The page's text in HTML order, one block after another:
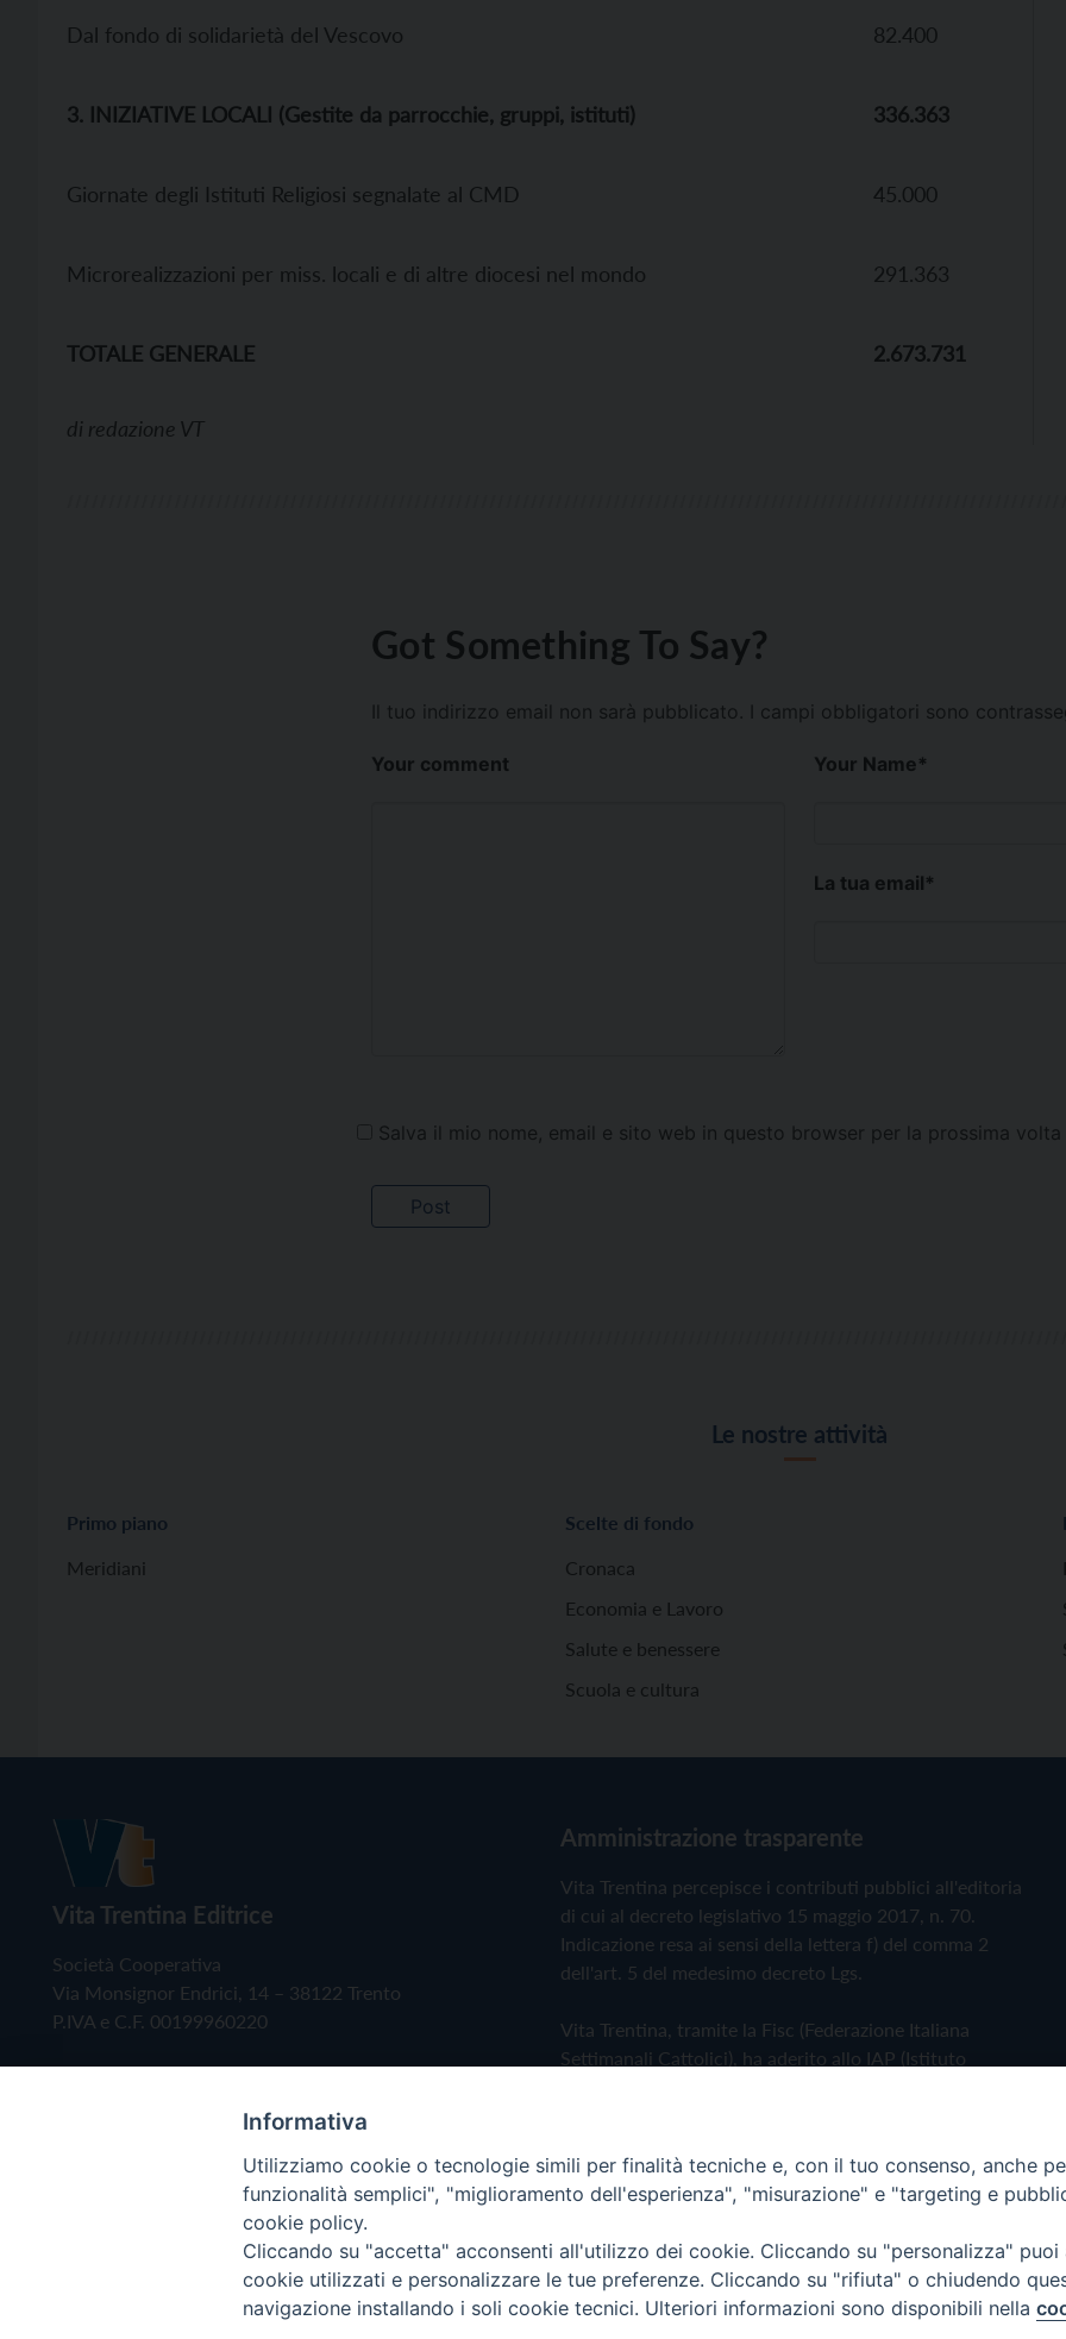
Dal fondo di solidarietà del Vescovo 82.400
3. INIZIATIVE LOCALI (Gestite da parrocchie, gruppi, istituti) 336.363
Giornate degli Istituti Religiosi segnalate al CMD 45.000
Microrealizzazioni per miss. locali e di altre diocesi nel mondo 291.363
TOTALE GENERALE 2.673.731
di redazione VT
Got Something To Say?
Il tuo indirizzo email non sarà pubblicato. I campi obbligatori sono
Your comment Your Name*
La tua email*
Salva il mio nome, email e sito web in questo browser per la prossima
Le nostre attività
Primo piano
Meridiani
Scelte di fondo
Cronaca
Economia e Lavoro
Salute e benessere
Scuola e cultura
Vita Trentina Editrice
Società Cooperativa
Via Monsignor Endrici, 14 – 38122 Trento
P.IVA e C.F. 00199960220
Amministrazione trasparente
Vita Trentina percepisce i contributi pubblici all'editoria
di cui al decreto legislativo 15 maggio 2017, n. 70.
Indicazione resa ai sensi della lettera f) del comma 2
dell'art. 5 del medesimo decreto Lgs.
Vita Trentina, tramite la Fisc (Federazione Italiana
Settimanali Cattolici), ha aderito allo IAP (Istituto
Privacy Policy Cookie Policy
Copyright © 2019 - Tutti i diritti riservati - Vita Trentina Editrice
Informativa
Utilizziamo cookie o tecnologie simili per finalità tecniche e, con il tuo consenso, anche
funzionalità semplici", "miglioramento dell'esperienza", "misurazione" e "targeting e
cookie policy.
Cliccando su "accetta" acconsenti all'utilizzo dei cookie. Cliccando su "personalizza"
cookie utilizzati e personalizzare le tue preferenze. Cliccando su "rifiuta" o chiudendo
navigazione installando i soli cookie tecnici. Ulteriori informazioni sono disponibili nella